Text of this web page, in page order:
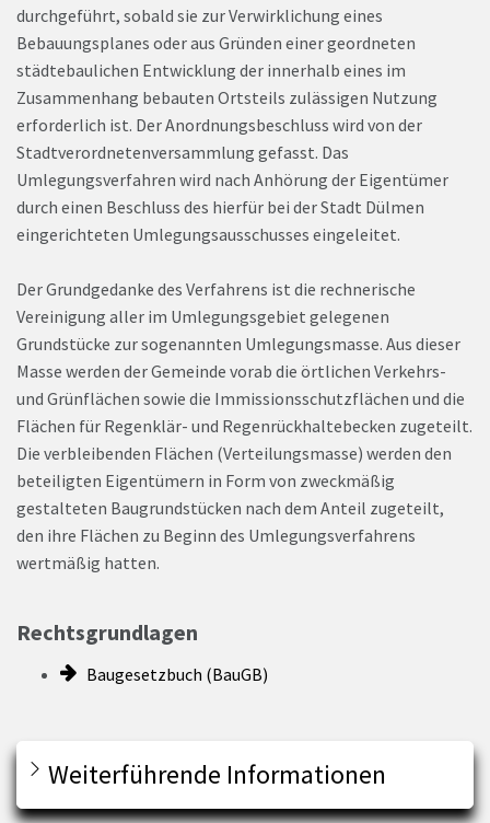
durchgeführt, sobald sie zur Verwirklichung eines
Bebauungsplanes oder aus Gründen einer geordneten
städtebaulichen Entwicklung der innerhalb eines im
Zusammenhang bebauten Ortsteils zulässigen Nutzung
erforderlich ist. Der Anordnungsbeschluss wird von der
Stadtverordnetenversammlung gefasst. Das
Umlegungsverfahren wird nach Anhörung der Eigentümer
durch einen Beschluss des hierfür bei der Stadt Dülmen
eingerichteten Umlegungsausschusses eingeleitet.
Der Grundgedanke des Verfahrens ist die rechnerische
Vereinigung aller im Umlegungsgebiet gelegenen
Grundstücke zur sogenannten Umlegungsmasse. Aus dieser
Masse werden der Gemeinde vorab die örtlichen Verkehrs-
und Grünflächen sowie die Immissionsschutzflächen und die
Flächen für Regenklär- und Regenrückhaltebecken zugeteilt.
Die verbleibenden Flächen (Verteilungsmasse) werden den
beteiligten Eigentümern in Form von zweckmäßig
gestalteten Baugrundstücken nach dem Anteil zugeteilt,
den ihre Flächen zu Beginn des Umlegungsverfahrens
wertmäßig hatten.
Rechtsgrundlagen
Baugesetzbuch (BauGB)
Weiterführende Informationen